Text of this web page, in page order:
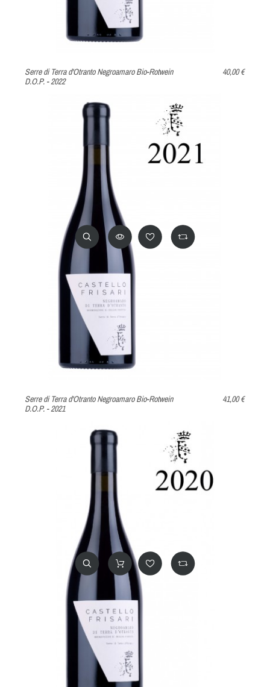
Serre di Terra d'Otranto Negroamaro Bio-Rotwein
D.O.P. - 2022
40,00 €
Serre di Terra d'Otranto Negroamaro Bio-Rotwein
D.O.P. - 2021
41,00 €